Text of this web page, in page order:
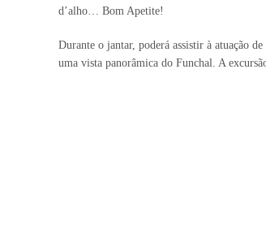
d’alho… Bom Apetite!
Durante o jantar, poderá assistir à atuação
uma vista panorâmica do Funchal. A